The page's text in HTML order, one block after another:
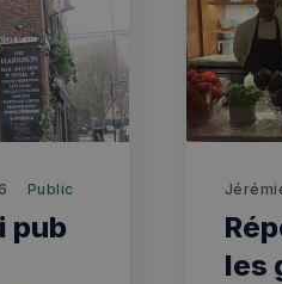
à Londres - Magazine
esc fermer
Public
pub
les